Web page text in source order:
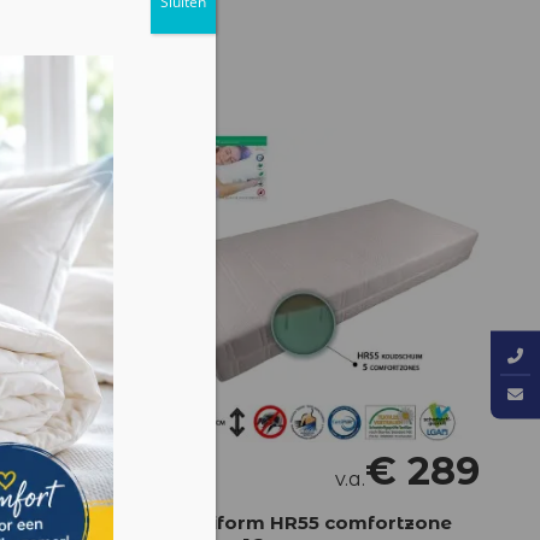
329
met
v.a.€ 289
Mediform HR55 comfortzone